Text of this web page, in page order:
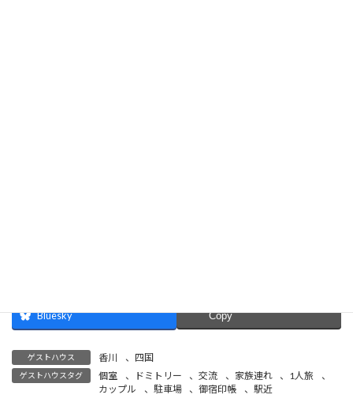
Bluesky Copy
ゲストハウス 香川 、 四国
ゲストハウスタグ 個室 、 ドミトリー 、交流 、 家族連れ 、 1人旅
、
カップル
、 駐車場 、御宿印帳 、 駅近